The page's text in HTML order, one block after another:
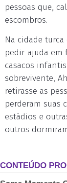
pessoas que,
escombros.
Na cidade
pedir ajuda em
casacos
sobrevivente,
retirasse as
perderam suas
estádios e
outros